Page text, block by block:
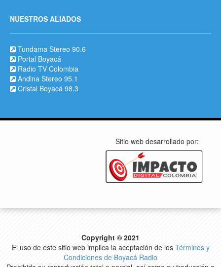
NUESTROS ALIADOS
Tundama Stereo 90.6
Portal Boyacá
Radio TV Colombia
Andina Stereo 95.1
Cristal Boyacá 98.3
Sitio web desarrollado por:
Copyright © 2021
El uso de este sitio web implica la aceptación de los Términos y
Condiciones de Boyacá Radio